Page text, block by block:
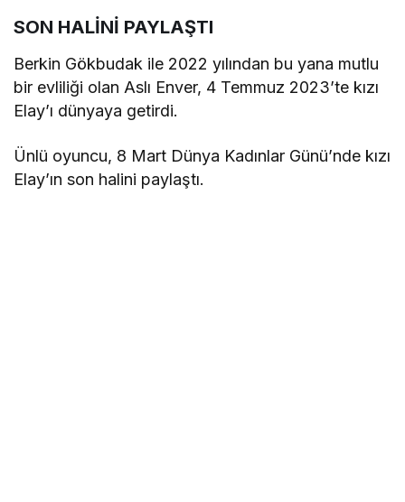
SON HALİNİ PAYLAŞTI
Berkin Gökbudak ile 2022 yılından bu yana mutlu
bir evliliği olan Aslı Enver, 4 Temmuz 2023’te kızı
Elay’ı dünyaya getirdi.
Ünlü oyuncu, 8 Mart Dünya Kadınlar Günü’nde kızı
Elay’ın son halini paylaştı.